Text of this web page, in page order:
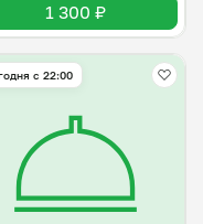
1 300 ₽
с 22:00